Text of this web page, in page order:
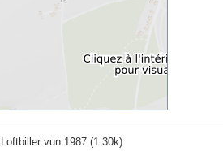
Loftbiller vun 1987 (1:30k)